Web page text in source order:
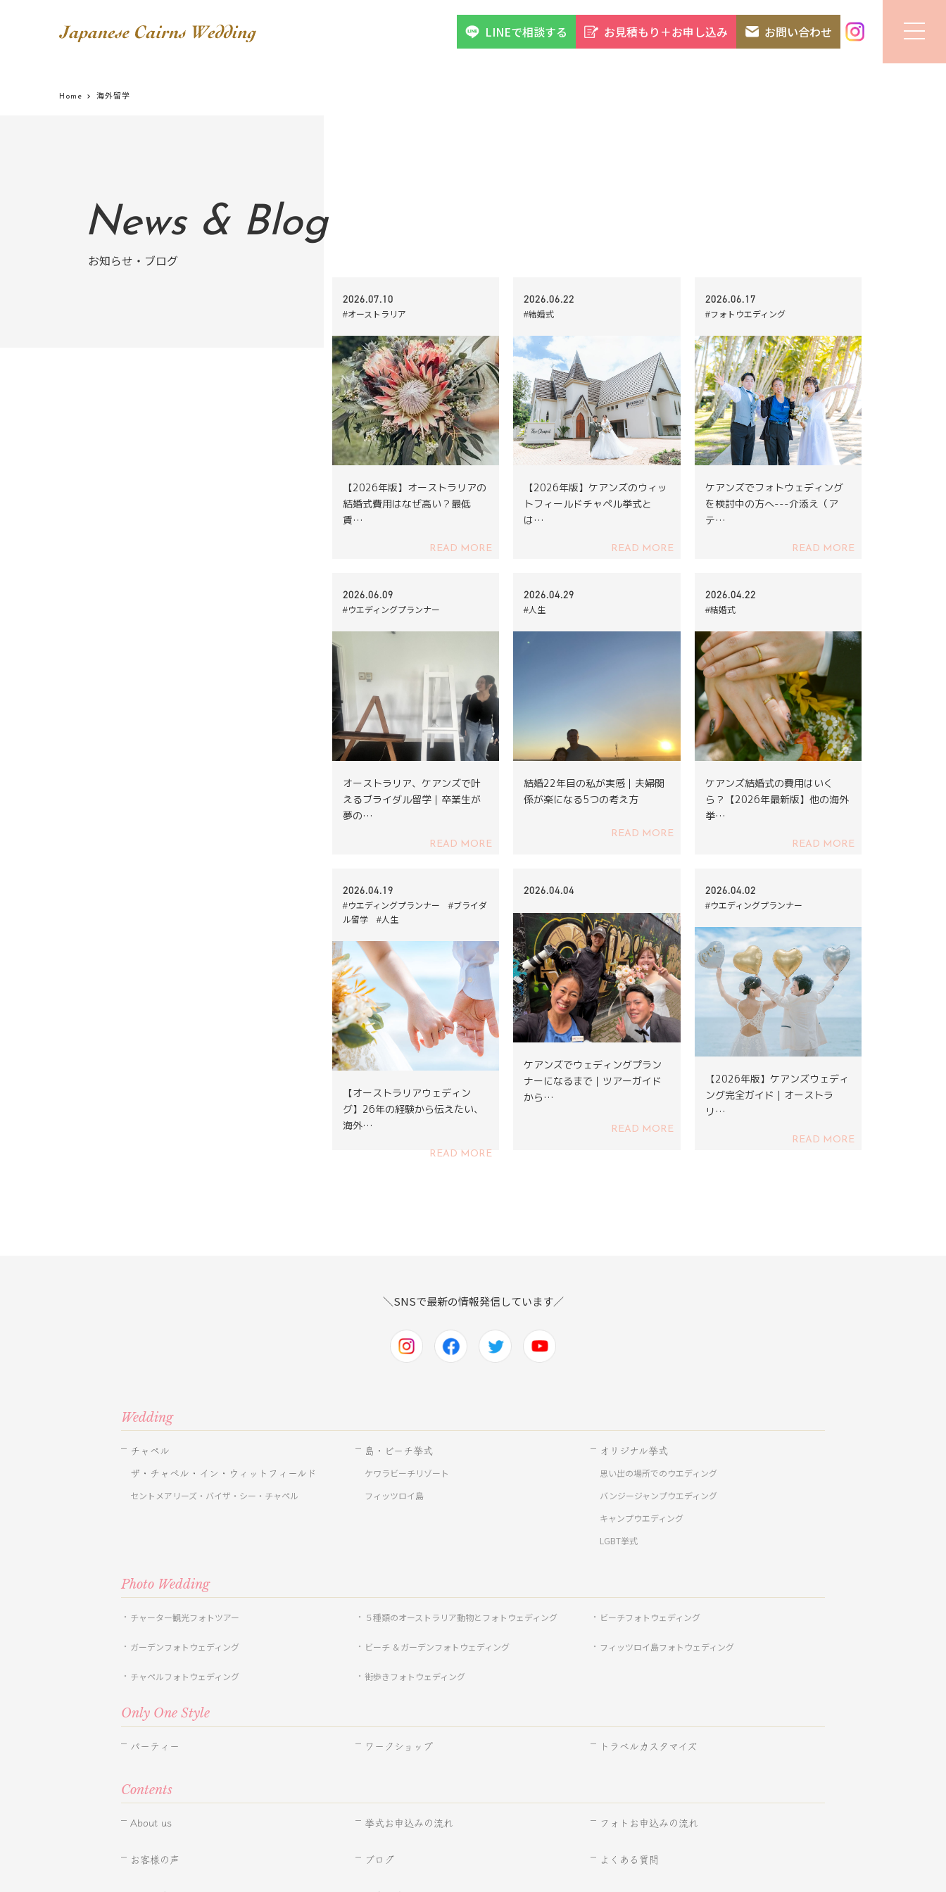
LINEで相談する お見積もり＋お申し込み お問い合わせ
Home 海外留学
News & Blog
お知らせ・ブログ
2026.07.10
#オーストラリア
【2026年版】オーストラリアの
結婚式費用はなぜ高い？最低
賃…
READ MORE
2026.06.22
#結婚式
【2026年版】ケアンズのウィッ
トフィールドチャペル挙式と
は…
READ MORE
2026.06.17
#フォトウエディング
ケアンズでフォトウェディング
を検討中の方へ---介添え（ア
テ…
READ MORE
2026.06.09
#ウエディングプランナー
オーストラリア、ケアンズで叶
えるブライダル留学｜卒業生が
夢の…
READ MORE
2026.04.29
#人生
結婚22年目の私が実感｜夫婦関
係が楽になる5つの考え方
READ MORE
2026.04.22
#結婚式
ケアンズ結婚式の費用はいく
ら？【2026年最新版】他の海外
挙…
READ MORE
2026.04.19
#ウエディングプランナー #ブライダ
ル留学 #人生
【オーストラリアウェディン
グ】26年の経験から伝えたい、
海外…
READ MORE
2026.04.04
ケアンズでウェディングプラン
ナーになるまで｜ツアーガイド
から…
READ MORE
2026.04.02
#ウエディングプランナー
【2026年版】ケアンズウェディ
ング完全ガイド｜オーストラ
リ…
READ MORE
＼SNSで最新の情報発信しています／
Wedding
チャペル
ザ・チャペル・イン・ウィットフィールド
セントメアリーズ・バイザ・シー・チャペル
島・ビーチ挙式
ケワラビーチリゾート
フィッツロイ島
オリジナル挙式
思い出の場所でのウエディング
バンジージャンプウエディング
キャンプウエディング
LGBT挙式
Photo Wedding
チャーター観光フォトツアー ５種類のオーストラリア動物とフォトウェディング ビーチフォトウェディング
ガーデンフォトウェディング ビーチ ＆ガーデンフォトウェディング フィッツロイ島フォトウェディング
チャペルフォトウェディング 街歩きフォトウェディング
Only One Style
パーティー ワークショップ トラベルカスタマイズ
Contents
About us 挙式お申込みの流れ フォトお申込みの流れ
お客様の声 ブログ よくある質問